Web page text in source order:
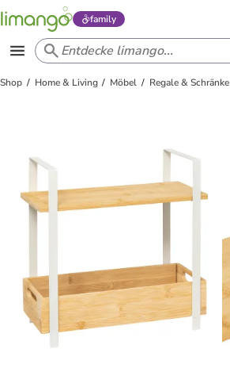
family
Shop Home & Living Möbel Regale & Schränke